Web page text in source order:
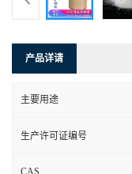
产品详请
主要用途
生产许可证编号
CAS